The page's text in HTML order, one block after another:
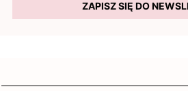
ZAPISZ SIĘ DO